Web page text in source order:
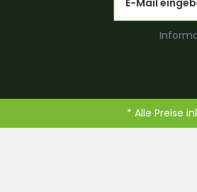
* Alle Preise